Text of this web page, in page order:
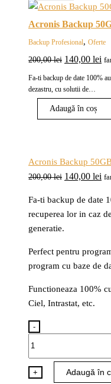
Acronis Backup
Backup Profesional, Oferte
200,00lei Prețul
inițial
a
fost:
200,00 lei.
140,00 lei
Fa-ti backup de date 100%
dezastru, cu solutii de…
Adaugă în coș
Acronis Backup
200,00lei Prețul
a
fost:
140,00 lei
Fa-ti backup de date
recuperea lor in caz
generatie.
Perfect pentru
program cu baze de
Functioneaza 100%
Ciel, Intrastat, etc.
-
Backup
+ Adaugă în